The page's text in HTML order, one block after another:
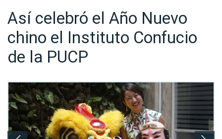
Así celebró el Año Nuevo
chino el Instituto Confucio
de la PUCP